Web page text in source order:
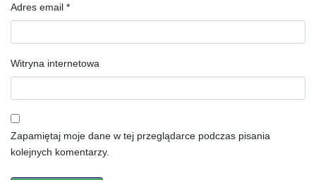
Adres email *
Witryna internetowa
Zapamiętaj moje dane w tej przeglądarce podczas pisania
kolejnych komentarzy.